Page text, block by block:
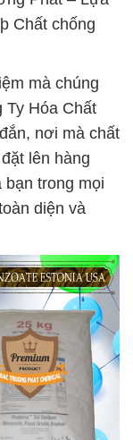
Chất chống
mà chúng
Ty Hóa Chất
nơi mà chất
lên hàng
bạn trong mọi
diện và